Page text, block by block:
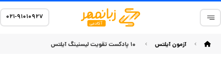
۰۲۱-۹۱۰۱۰۹۲۷
آزمون آیلتس